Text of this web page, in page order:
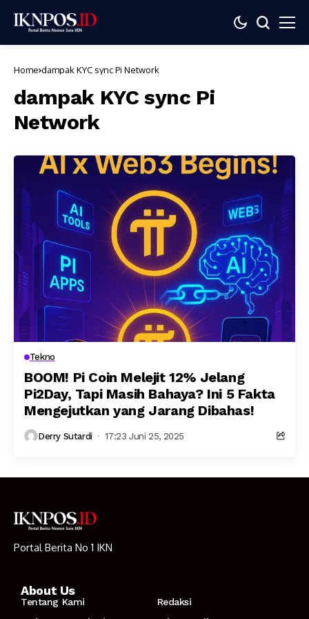
Home dampak KYC sync Pi Network
dampak KYC sync Pi
Network
Tekno
BOOM! Pi Coin Melejit 12% Jelang
Pi2Day, Tapi Masih Bahaya? Ini 5 Fakta
Mengejutkan yang Jarang Dibahas!
Derry Sutardi 17:23 Juni 25, 2025
Portal Berita No 1 IKN
About Us
Tentang Kami
Redaksi